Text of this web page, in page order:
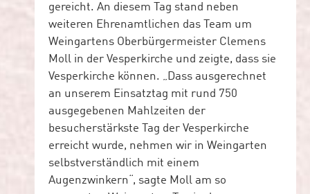
gereicht. An diesem Tag stand neben
weiteren Ehrenamtlichen das Team um
Weingartens Oberbürgermeister Clemens
Moll in der Vesperkirche und zeigte, dass sie
Vesperkirche können. „Dass ausgerechnet
an unserem Einsatztag mit rund 750
ausgegebenen Mahlzeiten der
besucherstärkste Tag der Vesperkirche
erreicht wurde, nehmen wir in Weingarten
selbstverständlich mit einem
Augenzwinkern“, sagte Moll am so